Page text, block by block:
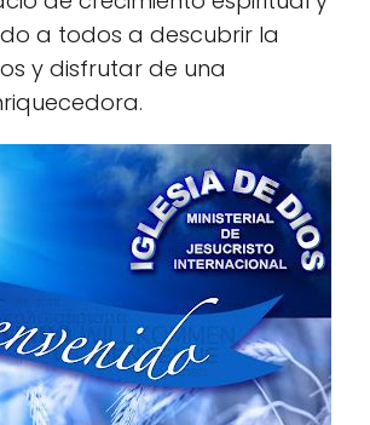
a todos a descubrir la
y disfrutar de una